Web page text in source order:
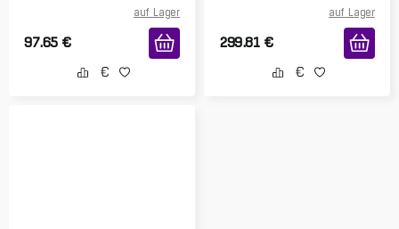
auf Lager
97.65 €
auf Lager
299.81 €